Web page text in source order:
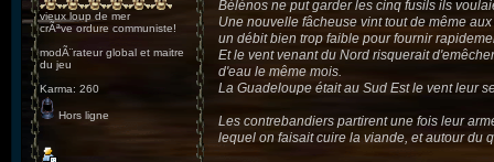
vieux loup de mer
crÃªve ordure communiste!
modÃ¨rateur global et maitre
du jeu
Karma: 260
Hors ligne
Bélénos ne put garder les cinq fusils ils
Une nouvelle fâcheuse vint tout de même
un débit bien trop faible pour fournir
Et le vent venant du Nord risquerait
d'eau le même mois.
La Guadeloupe était au Sud Est le vent leur
Les contrebandiers partirent une fois leur
lequel on faisait cuire la viande, et autour du